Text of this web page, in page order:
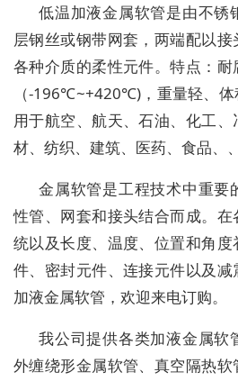
低温加液金属软管是由不锈
层钢丝或钢带网套，两端配以
各种介质的柔性元件。特点：
（-196℃~+420℃)，重量轻、体
用于航空、航天、石油、化工
材、纺织、建筑、医药、食品、
金属软管是工程技术中重要
性管、网套和接头结合而成。
统以及长度、温度、位置和角
件、密封元件、连接元件以及
加液金属软管，欢迎来电订购。
我公司提供各类加液金属软
外缠绕形金属软管、真空隔热